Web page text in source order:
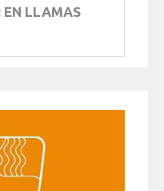
EN LLAMAS